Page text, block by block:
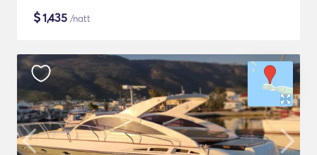
$1,435 /natt